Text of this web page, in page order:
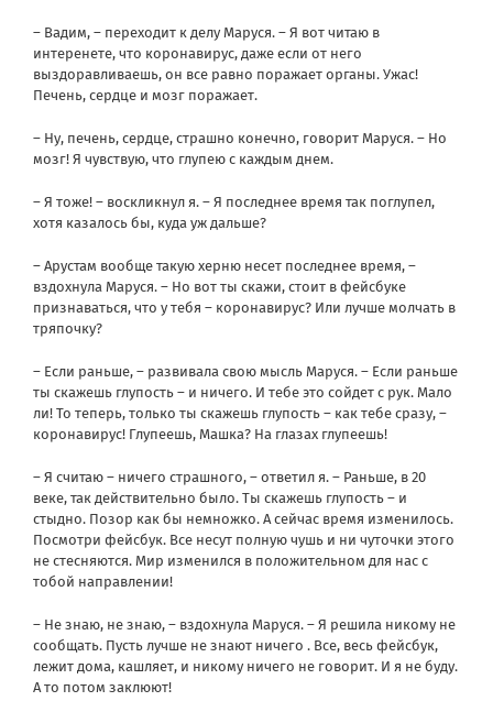
– Вадим, – переходит к делу Маруся. – Я вот читаю в
интеренете, что коронавирус, даже если от него
выздоравливаешь, он все равно поражает органы. Ужас!
Печень, сердце и мозг поражает.
– Ну, печень, сердце, страшно конечно, говорит Маруся. – Но
мозг! Я чувствую, что глупею с каждым днем.
– Я тоже! – воскликнул я. – Я последнее время так поглупел,
хотя казалось бы, куда уж дальше?
– Арустам вообще такую херню несет последнее время, –
вздохнула Маруся. – Но вот ты скажи, стоит в фейсбуке
признаваться, что у тебя – коронавирус? Или лучше молчать в
тряпочку?
– Если раньше, – развивала свою мысль Маруся. – Если раньше
ты скажешь глупость – и ничего. И тебе это сойдет с рук. Мало
ли! То теперь, только ты скажешь глупость – как тебе сразу, –
коронавирус! Глупеешь, Машка? На глазах глупеешь!
– Я считаю – ничего страшного, – ответил я. – Раньше, в 20
веке, так действительно было. Ты скажешь глупость – и
стыдно. Позор как бы немножко. А сейчас время изменилось.
Посмотри фейсбук. Все несут полную чушь и ни чуточки этого
не стесняются. Мир изменился в положительном для нас с
тобой направлении!
– Не знаю, не знаю, – вздохнула Маруся. – Я решила никому не
сообщать. Пусть лучше не знают ничего . Все, весь фейсбук,
лежит дома, кашляет, и никому ничего не говорит. И я не буду.
А то потом заклюют!